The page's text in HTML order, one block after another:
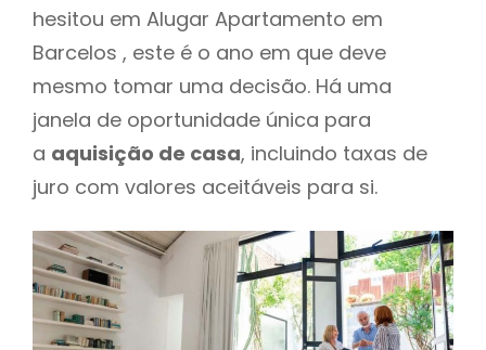
hesitou em Alugar Apartamento em
Barcelos , este é o ano em que deve
mesmo tomar uma decisão. Há uma
janela de oportunidade única para
a aquisição de casa, incluindo taxas de
juro com valores aceitáveis para si.